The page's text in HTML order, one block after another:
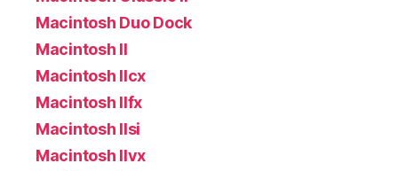
Macintosh Duo Dock
Macintosh II
Macintosh IIcx
Macintosh IIfx
Macintosh IIsi
Macintosh IIvx